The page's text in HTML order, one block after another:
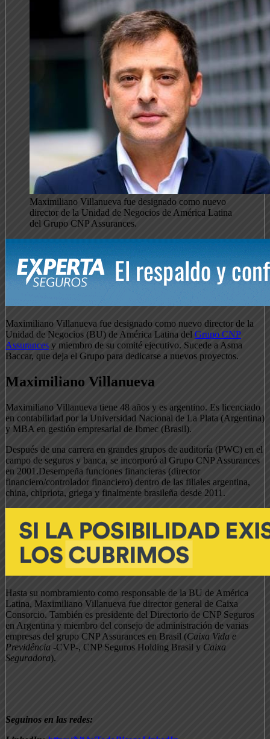
Maximiliano Villanueva fue designado como nuevo
director de la Unidad de Negocios de América Latina
del Grupo CNP Assurances.
Maximiliano Villanueva fue designado como nuevo director de la
Unidad de Negocios (BU) de América Latina del Grupo CNP
Assurances y miembro de su comité ejecutivo. Sucede a Asma
Baccar, que deja el Grupo para dedicarse a nuevos proyectos.
Maximiliano Villanueva
Maximiliano Villanueva tiene 48 años y es argentino. Es licenciado
en contabilidad por la Universidad Nacional de La Plata (Argentina)
y MBA en gestión empresarial de Ibmec (Brasil).
Después de una carrera en grandes grupos de auditoría (PWC) en el
campo de seguros y banca, se incorporó al Grupo CNP Assurances
en 2001.Desempeña funciones financieras (director
financiero/controlador financiero) dentro de las filiales argentina,
china, chipriota, griega y finalmente brasileña desde 2011.
Hasta su nombramiento como responsable de la BU de América
Latina, Maximiliano Villanueva fue director general de Caixa
Consorcio. También es presidente del Directorio de CNP Seguros
en Argentina y miembro del consejo de administración de varias
empresas del grupo CNP Assurances en Brasil (Caixa Vida e
Previdência -CVP-, CNP Seguros Holding Brasil y Caixa
Seguradora).
Seguinos en las redes: